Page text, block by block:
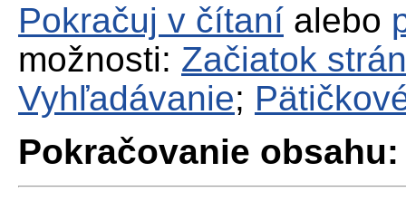
Pokračuj v čítaní alebo
možnosti: Začiatok
Vyhľadávanie;
Pokračovanie obsahu: